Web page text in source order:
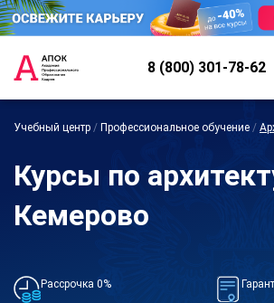
8 (800) 301-78-62
Учебный центр / Профессиональное обучение /
Курсы по
Кемерово
Рассрочка 0%